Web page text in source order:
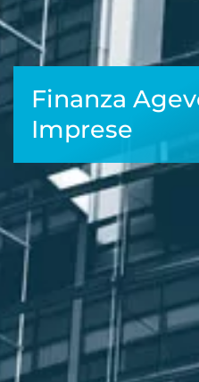
Finanza
Imprese